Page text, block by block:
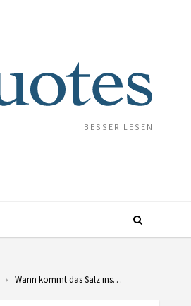
BESSER LESEN
Wann kommt das Salz ins…